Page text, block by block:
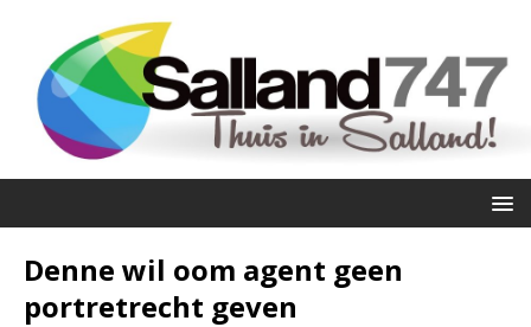
Denne wil oom agent geen
portretrecht geven